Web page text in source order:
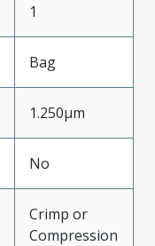
1
Bag
1.250µm
No
Crimp or
Compression